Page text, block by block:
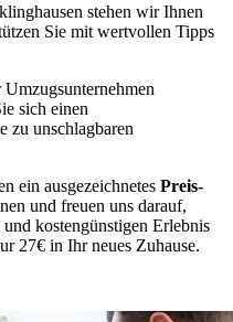
stehen wir Ihnen
Sie mit wertvollen Tipps
sich einen
zu unschlagbaren
ein ausgezeichnetes Preis-
und freuen uns darauf,
kostengünstigen Erlebnis
27€ in Ihr neues Zuhause.